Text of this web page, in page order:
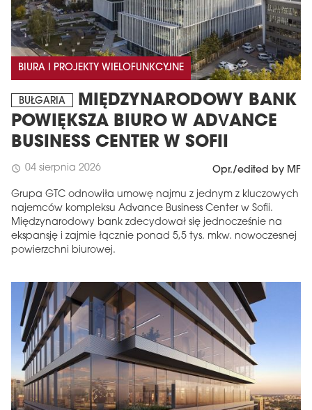
BIURA I PROJEKTY WIELOFUNKCYJNE
BUŁGARIA
MIĘDZYNARODOWY BANK
POWIĘKSZA BIURO W ADVANCE
BUSINESS CENTER W SOFII
schedule 04 sierpnia 2026 Opr./edited by MF
Grupa GTC odnowiła umowę najmu z jednym z kluczowych
najemców kompleksu Advance Business Center w Sofii.
Międzynarodowy bank zdecydował się jednocześnie na
ekspansję i zajmie łącznie ponad 5,5 tys. mkw. nowoczesnej
powierzchni biurowej.